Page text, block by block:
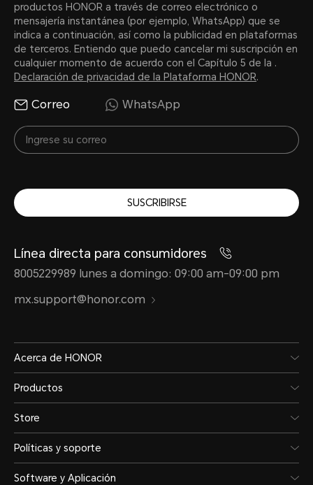
Soporta hasta 35 W (11 V/
SuperCharge.
*La potencia de carga real puede
inteligente según diferentes
situaciones reales.
Carga estándar
*La potencia de carga real puede
inteligente según diferentes
Red
productos HONOR a través de correo electrónico o
mensajería instantánea (por ejemplo, WhatsApp) que se
indica a continuación, así como la publicidad en plataformas
de terceros. Entiendo que puedo cancelar mi suscripción en
cualquier momento de acuerdo con el Capítulo 5 de la .
Declaración de privacidad de la Plataforma HONOR.
Correo WhatsApp
SUSCRIBIRSE
Línea directa para consumidores
8005229989 lunes a domingo: 09:00 am-09:00 pm
mx.support@honor.com
Acerca de HONOR
Productos
Store
Políticas y soporte
Software y Aplicación